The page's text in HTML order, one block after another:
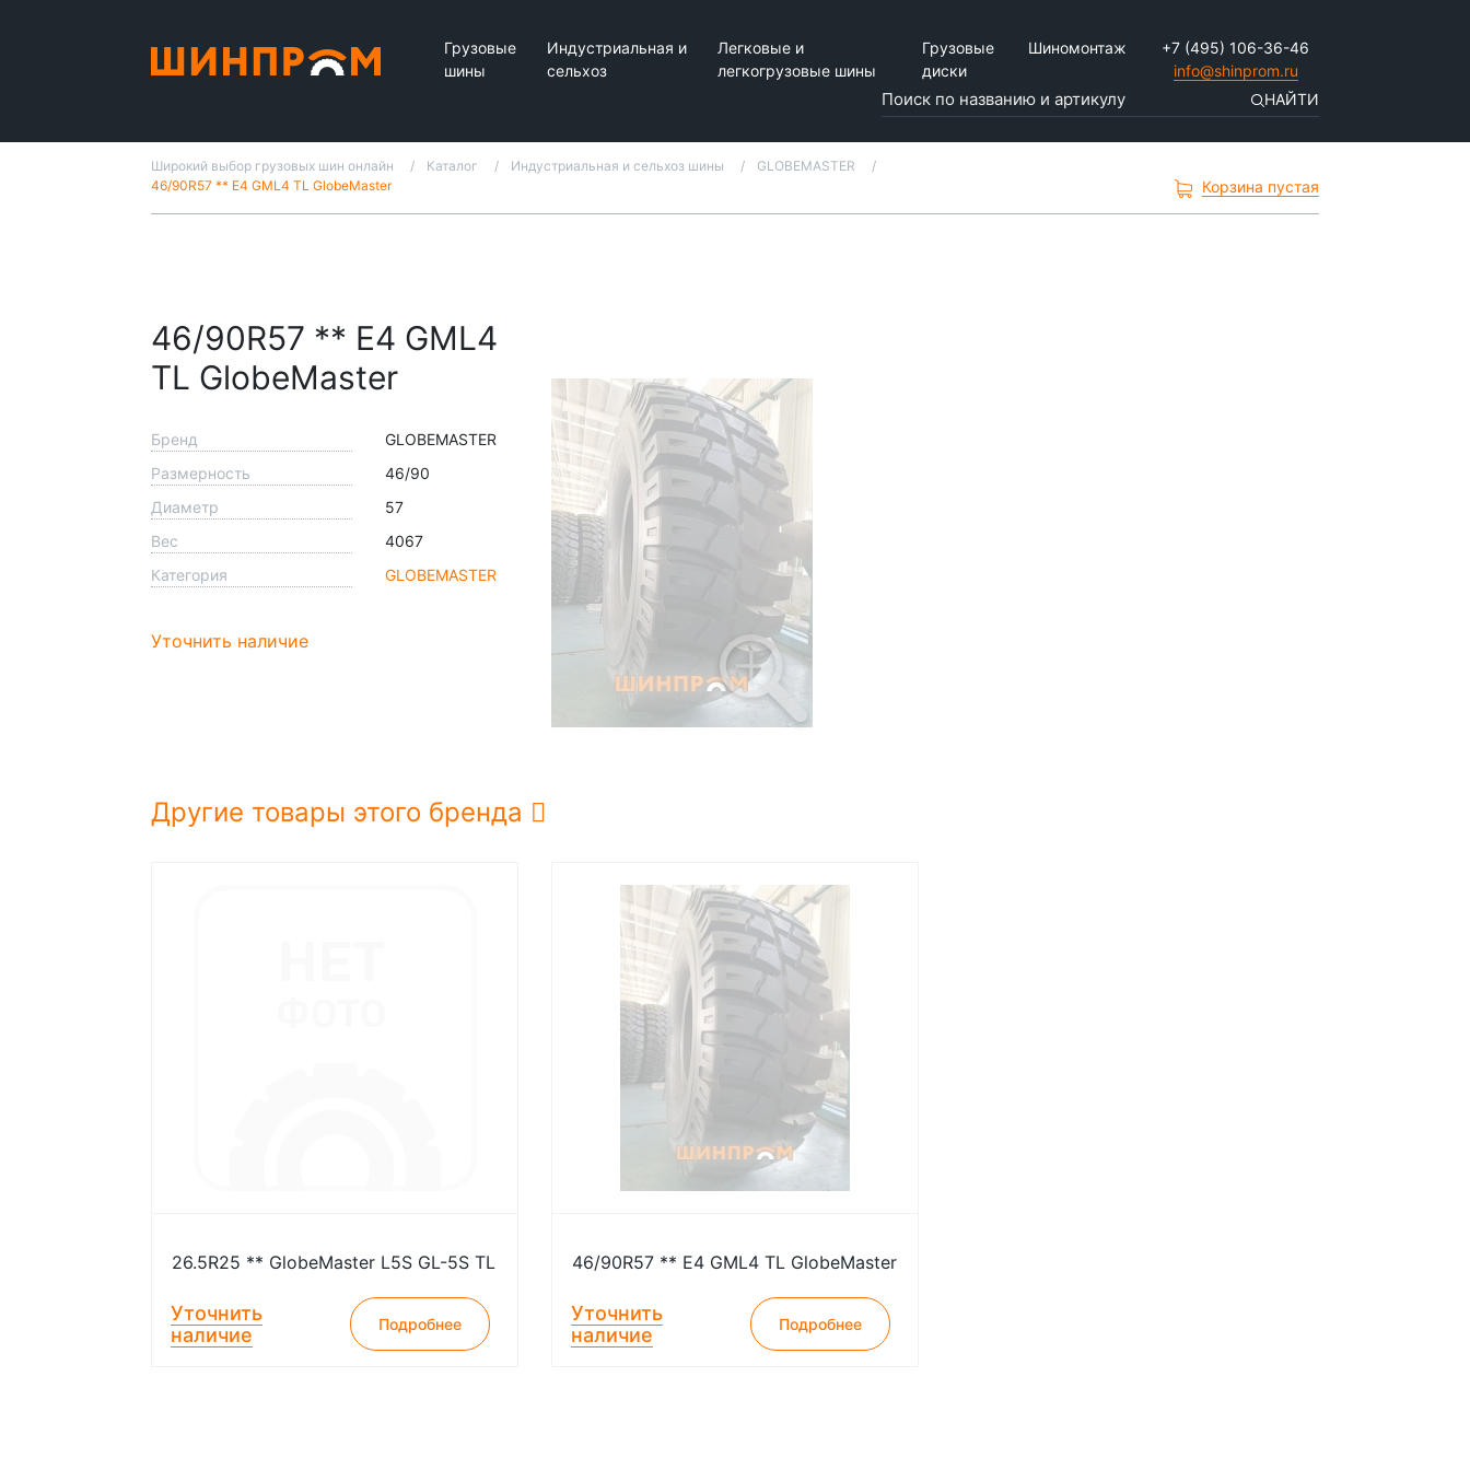
Грузовые
шины
Индустриальная и
сельхоз
Легковые и
легкогрузовые шины
Грузовые
диски
Шиномонтаж
+7 (495) 106-36-46
info@shinprom.ru
НАЙТИ
Широкий выбор грузовых шин онлайн Каталог Индустриальная и сельхоз шины
GLOBEMASTER
46/90R57 ** Е4 GML4 TL GlobeMaster
Корзина пустая
46/90R57 ** Е4 GML4
TL GlobeMaster
Бренд
GLOBEMASTER
Размерность
46/90
Диаметр
57
Вес
4067
Категория
GLOBEMASTER
Уточнить наличие
Другие товары этого бренда
26.5R25 ** GlobeMaster L5S GL-5S TL
Уточнить
наличие
Подробнее
46/90R57 ** Е4 GML4 TL GlobeMaster
Уточнить
наличие
Подробнее